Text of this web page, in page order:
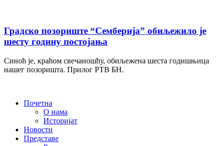
Градско позориште “Семберија” обиљежило је
шесту годину постојања
Синоћ је, краћом свечаношћу, обиљежена шеста годишњица
нашег позоришта. Прилог РТВ БН.
Почетна
О нама
Историјат
Новости
Представе